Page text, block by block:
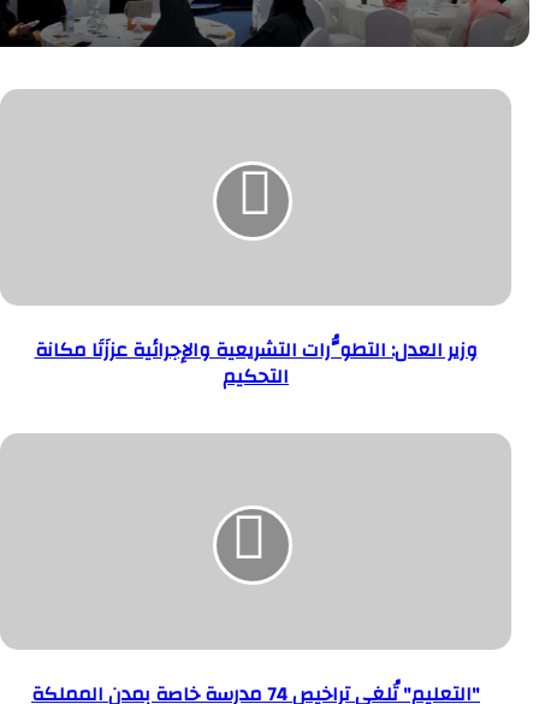
وزير
عززَتَا
وزير العدل: التطوُّرات التشريعية والإجرائية عززَتَا مكانة
التحكيم
"التعليم"
خاصة
"التعليم" تُلغي تراخيص 74 مدرسة خاصة بمدن المملكة